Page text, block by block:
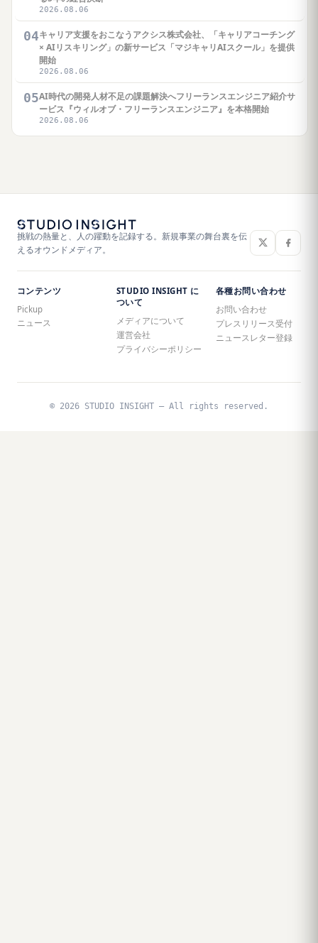
2026.08.06
04キャリア支援をおこなうアクシス株式会社、「キャリアコーチング
× AIリスキリング」の新サービス「マジキャリAIスクール」を提供
開始
2026.08.06
05AI時代の開発人材不足の課題解決へフリーランスエンジニア紹介サ
ービス『ウィルオブ・フリーランスエンジニア』を本格開始
2026.08.06
挑戦の熱量と、人の躍動を記録する。新規事業の舞台裏を伝
えるオウンドメディア。
コンテンツ
Pickup
ニュース
STUDIO INSIGHT に
ついて
メディアについて
運営会社
プライバシーポリシー
各種お問い合わせ
お問い合わせ
プレスリリース受付
ニュースレター登録
© 2026 STUDIO INSIGHT — All rights reserved.